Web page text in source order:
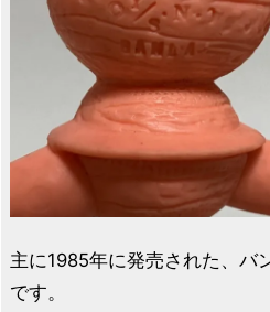
主に1985年に発売された、バ
です。